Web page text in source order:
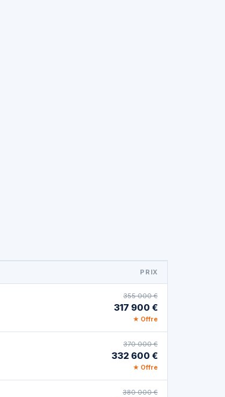
PRIX
355 000 €
317 900 €
★ Offre
370 000 €
332 600 €
★ Offre
380 000 €